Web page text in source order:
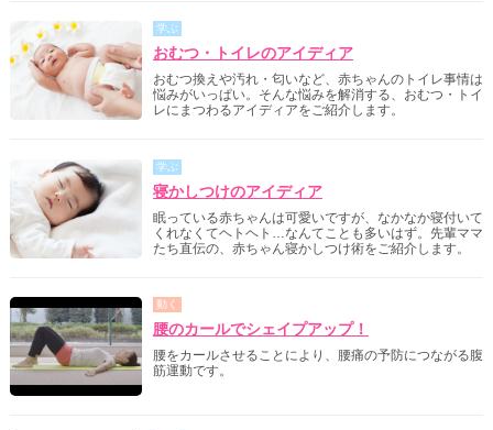
学ぶ
おむつ・トイレのアイディア
おむつ換えや汚れ・匂いなど、赤ちゃんのトイレ事情は
悩みがいっぱい。そんな悩みを解消する、おむつ・トイ
レにまつわるアイディアをご紹介します。
学ぶ
寝かしつけのアイディア
眠っている赤ちゃんは可愛いですが、なかなか寝付いて
くれなくてヘトヘト…なんてことも多いはず。先輩ママ
たち直伝の、赤ちゃん寝かしつけ術をご紹介します。
動く
腰のカールでシェイプアップ！
腰をカールさせることにより、腰痛の予防につながる腹
筋運動です。